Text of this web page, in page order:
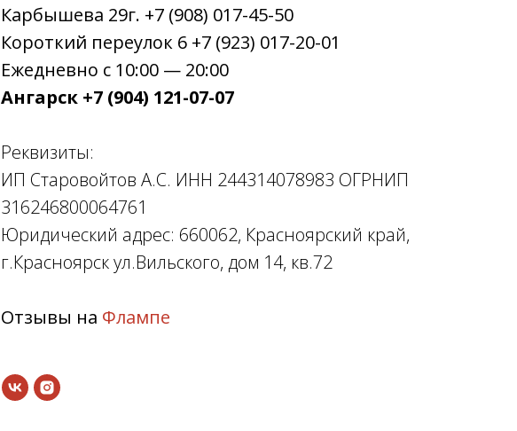
Карбышева 29г. +7 (908) 017-45-50
Короткий переулок 6 +7 (923) 017-20-01
Ежедневно с 10:00 — 20:00
Ангарск +7 (904) 121-07-07
Реквизиты:
ИП Старовойтов А.С. ИНН 244314078983 ОГРНИП
316246800064761
Юридический адрес: 660062, Красноярский край,
г.Красноярск ул.Вильского, дом 14, кв.72
Отзывы на Флампе